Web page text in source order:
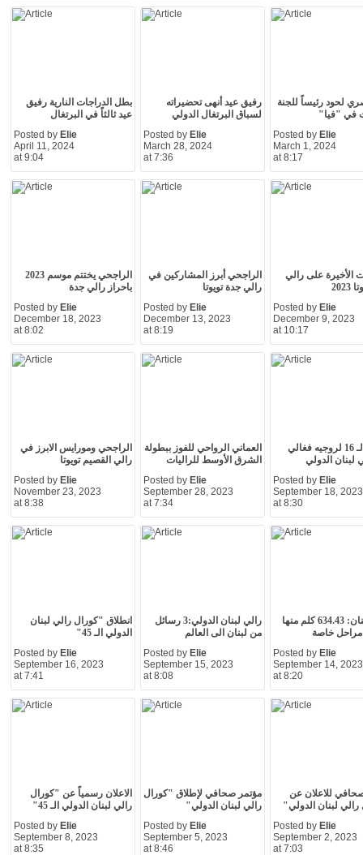
بطل الدراجات النارية رفيق
عيد ثالثاً في البرتغال
Posted by Elie
April 11, 2024
at 9:04
رفيق عيد أنهى تحضيراته
لسباق البرتغال الدولي
Posted by Elie
March 28, 2024
at 7:36
لحود رئيساً للجنة
في "فيا"
Posted by Elie
March 1, 2024
at 8:17
الراجحي يختتم موسم 2023
باحراز رالي جدة
Posted by Elie
December 18, 2023
at 8:02
الراجحي أبرز المشاركين في
رالي جدة تويوتا
Posted by Elie
December 13, 2023
at 8:19
الأخيرة على رالي
Posted by Elie
December 9, 2023
at 10:17
الراجحي ومورايس الابرز في
رالي القصيم تويوتا
Posted by Elie
November 23, 2023
at 8:38
العماني الرواحي للفوز ببطولة
الشرق الأوسط للراليات
Posted by Elie
September 28, 2023
at 7:34
اللقب الـ 16 لروجيه فغالي
لبنان الدولي
Posted by Elie
September 18, 2023
at 8:30
انطلاق "كورال رالي لبنان
الدولي الـ 45"
Posted by Elie
September 16, 2023
at 7:41
رالي لبنان الدولي:3 رسائل
من لبنان الى العالم
Posted by Elie
September 15, 2023
at 8:08
رالي لبنان: 634.43 كلم منها
Posted by Elie
September 14, 2023
at 8:20
الاعلان رسمياً عن "كورال
رالي لبنان الدولي الـ 45"
Posted by Elie
September 8, 2023
at 8:35
مؤتمر صحافي لإطلاق "كورال
رالي لبنان الدولي"
Posted by Elie
September 5, 2023
at 8:46
للاعلان عن
لبنان الدولي"
Posted by Elie
September 2, 2023
at 7:03